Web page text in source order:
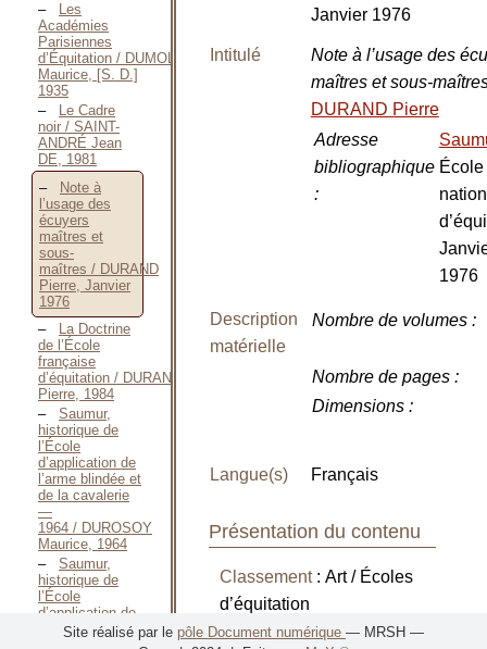
Les
Académies
Parisiennes
d’Équitation / DUMOLIN
Maurice, [S. D.]
1935
Le Cadre
noir / SAINT-
ANDRÉ Jean
DE, 1981
Note à
l’usage des
écuyers
maîtres et
sous-
maîtres / DURAND
Pierre, Janvier
1976
La Doctrine
de l’École
française
d’équitation / DURAND
Pierre, 1984
Saumur,
historique de
l’École
d’application de
l’arme blindée et
de la cavalerie
—
1964 / DUROSOY
Maurice, 1964
Saumur,
historique de
l’École
d’application de
l’arme blindée et
Janvier 1976
Intitulé
Note à l’usage des
maîtres et sous-
DURAND Pierre
Adresse
bibliographique
:
École
1976
Description
matérielle
Nombre de volumes:
Nombre de pages:
Dimensions:
Langue(s) Français
Présentation du contenu
Classement: Art / Écoles
d’équitation
Site réalisé par le pôle Document numérique — MRSH —